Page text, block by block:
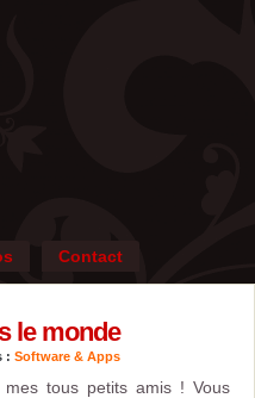
Contact
le monde
: Software & Apps
mes tous petits amis ! Vous